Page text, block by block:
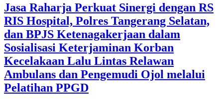
Jasa Raharja Perkuat Sinergi dengan RS
RIS Hospital, Polres Tangerang Selatan,
dan BPJS Ketenagakerjaan dalam
Sosialisasi Keterjaminan Korban
Kecelakaan Lalu Lintas Relawan
Ambulans dan Pengemudi Ojol melalui
Pelatihan PPGD